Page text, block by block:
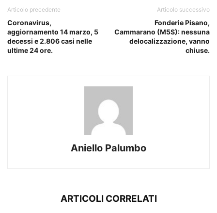
Articolo precedente
Coronavirus,
aggiornamento 14 marzo, 5
decessi e 2.806 casi nelle
ultime 24 ore.
Articolo successivo
Fonderie Pisano,
Cammarano (M5S): nessuna
delocalizzazione, vanno
chiuse.
Aniello Palumbo
ARTICOLI CORRELATI